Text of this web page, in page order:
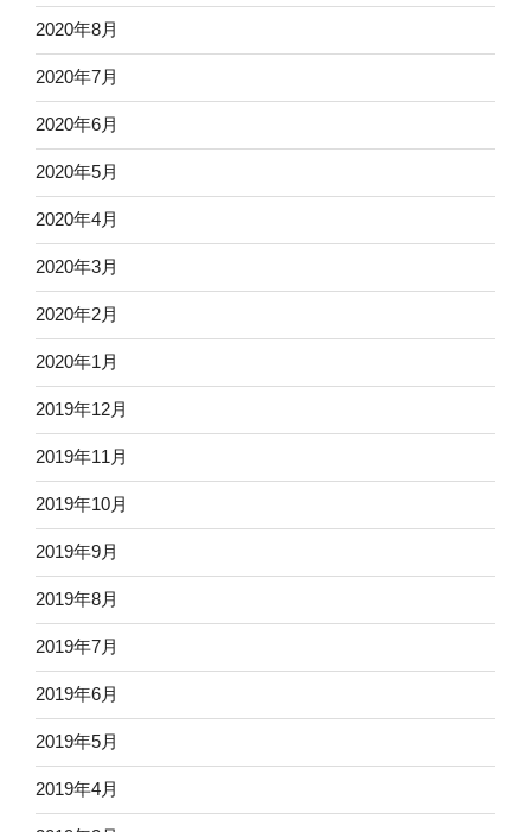
2020年8月
2020年7月
2020年6月
2020年5月
2020年4月
2020年3月
2020年2月
2020年1月
2019年12月
2019年11月
2019年10月
2019年9月
2019年8月
2019年7月
2019年6月
2019年5月
2019年4月